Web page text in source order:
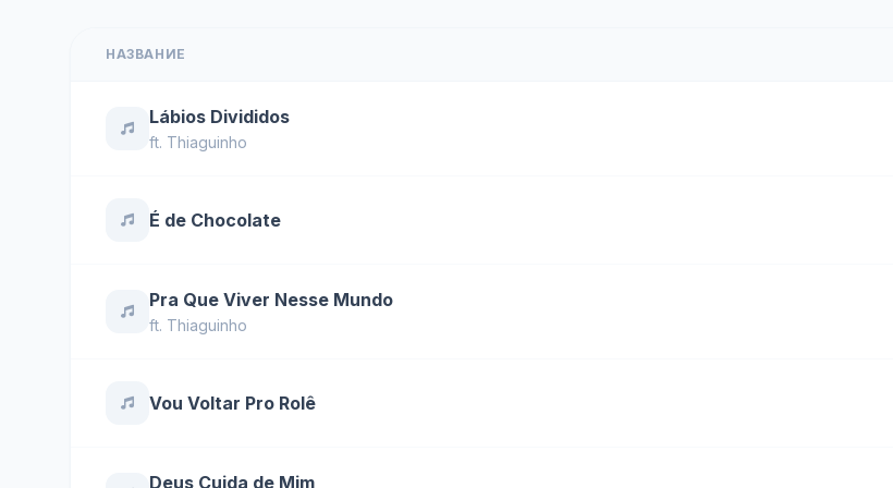
НАЗВАНИЕ
Lábios Divididos
ft. Thiaguinho
É de Chocolate
Pra Que Viver Nesse Mundo
ft. Thiaguinho
Vou Voltar Pro Rolê
Deus Cuida de Mim